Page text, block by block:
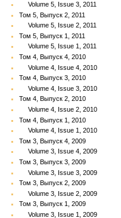
Volume 5, Issue 3, 2011
Том 5, Выпуск 2, 2011
Volume 5, Issue 2, 2011
Том 5, Выпуск 1, 2011
Volume 5, Issue 1, 2011
Том 4, Выпуск 4, 2010
Volume 4, Issue 4, 2010
Том 4, Выпуск 3, 2010
Volume 4, Issue 3, 2010
Том 4, Выпуск 2, 2010
Volume 4, Issue 2, 2010
Том 4, Выпуск 1, 2010
Volume 4, Issue 1, 2010
Том 3, Выпуск 4, 2009
Volume 3, Issue 4, 2009
Том 3, Выпуск 3, 2009
Volume 3, Issue 3, 2009
Том 3, Выпуск 2, 2009
Volume 3, Issue 2, 2009
Том 3, Выпуск 1, 2009
Volume 3, Issue 1, 2009